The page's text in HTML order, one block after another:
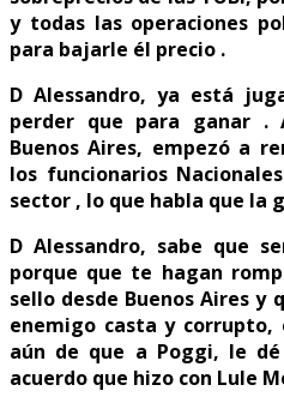
y todas las operaciones
para bajarle él precio .
D Alessandro, ya está
perder que para ganar .
Buenos Aires, empezó a
los funcionarios
sector , lo que habla que la
D Alessandro, sabe que
porque que te hagan
sello desde Buenos Aires y
enemigo casta y
aún de que a Poggi, le
acuerdo que hizo con Lule